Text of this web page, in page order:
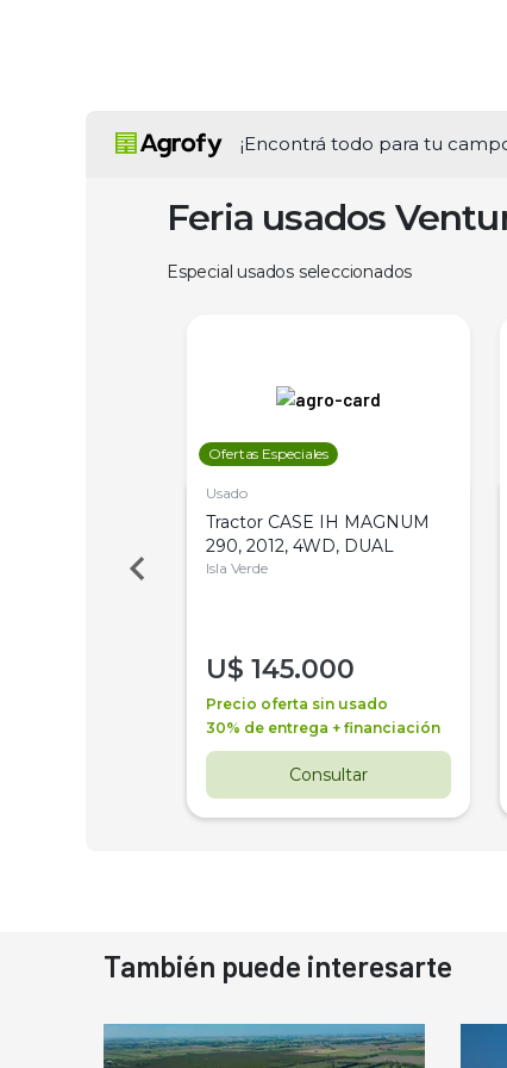
¡Encontrá todo para tu
Feria usados
Especial usados seleccionados
Ofertas Especiales
Usado
Tractor CASE IH MAGNUM
290, 2012, 4WD, DUAL
Isla Verde
U$ 145.000
Precio oferta sin usado
30% de entrega + financiación
Consultar
También puede interesarte